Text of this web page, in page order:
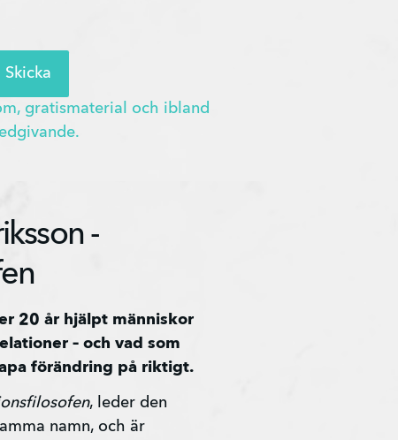
Skicka
gratismaterial och ibland
-
20 år hjälpt människor
– och vad som
förändring på riktigt.
, leder den
namn, och är